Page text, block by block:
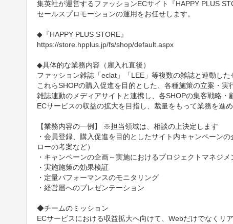
集英社が運営するファッションECサイト『HAPPY PLUS
セールスプロモーションの運用をお任せします。
◆『HAPPY PLUS STORE』
https://store.hpplus.jp/fs/shop/default.aspx
◆具体的な業務内容（雇入れ直後）
ファッション雑誌「eclat」「LEE」等複数の雑誌と連動した
これらSHOPの購入促進を目的とした、各種施策の立案・
雑誌連動のメディアサイトと連携し、各SHOPの集客戦略・
ECサービスの収益の拡大を目指し、裁量をもって業務を進め
【業務内容の一例】 ※担当領域は、相談の上決定します
・会員登録、購入促進を目的としたサイト内キャンペーン
ローの考案など）
・キャンペーンの企画～実施におけるプロジェクトマネジメ
・実施施策の効果検証
・定量パフォーマンスのモニタリング
・経営層へのプレゼンテーション
◆チームのミッション
ECサービスにおける収益拡大へ向けて、Webだけでなくリ